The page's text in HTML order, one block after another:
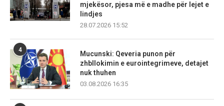
mjekësor, pjesa më e madhe për lejet e
lindjes
28.07.2026 15:52
4
Mucunski: Qeveria punon për
zhbllokimin e eurointegrimeve, detajet
nuk thuhen
03.08.2026 16:35